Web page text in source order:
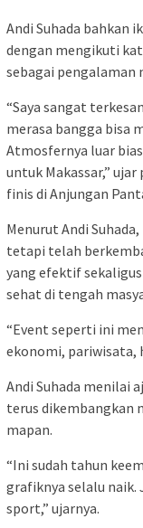
Andi Suhada bahkan
dengan mengikuti
sebagai pengalaman
“Saya sangat
merasa bangga bisa
Atmosfernya luar
untuk Makassar,”
finis di Anjungan
Menurut Andi
tetapi telah
yang efektif
sehat di tengah
“Event seperti ini
ekonomi, pariwisata,
Andi Suhada menilai
terus dikembangkan
mapan.
“Ini sudah tahun
grafiknya selalu naik.
sport,” ujarnya.